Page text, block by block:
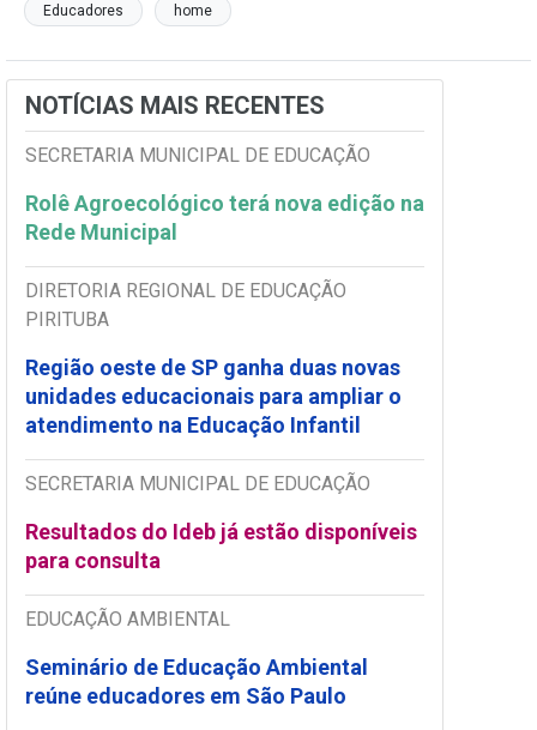
Educadores home
NOTÍCIAS MAIS RECENTES
SECRETARIA MUNICIPAL DE EDUCAÇÃO
Rolê Agroecológico terá nova edição na
Rede Municipal
DIRETORIA REGIONAL DE EDUCAÇÃO
PIRITUBA
Região oeste de SP ganha duas novas
unidades educacionais para ampliar o
atendimento na Educação Infantil
SECRETARIA MUNICIPAL DE EDUCAÇÃO
Resultados do Ideb já estão disponíveis
para consulta
EDUCAÇÃO AMBIENTAL
Seminário de Educação Ambiental
reúne educadores em São Paulo